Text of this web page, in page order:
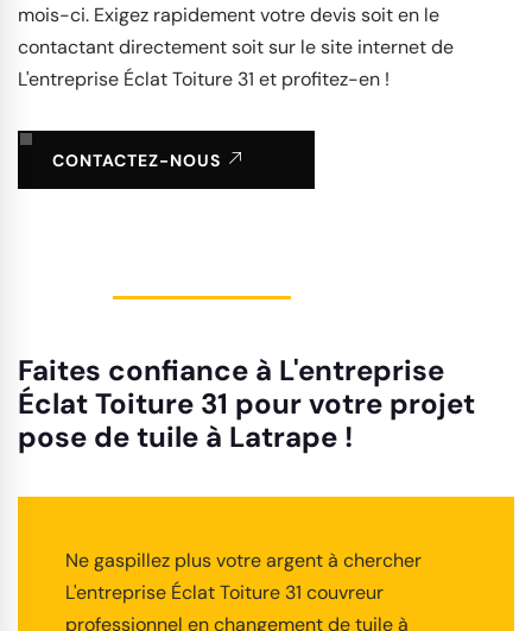
mois-ci. Exigez rapidement votre devis soit en le
contactant directement soit sur le site internet de
L'entreprise Éclat Toiture 31 et profitez-en !
CONTACTEZ-NOUS
Faites confiance à L'entreprise
Éclat Toiture 31 pour votre projet
pose de tuile à Latrape !
Ne gaspillez plus votre argent à chercher
L'entreprise Éclat Toiture 31 couvreur
professionnel en changement de tuile à